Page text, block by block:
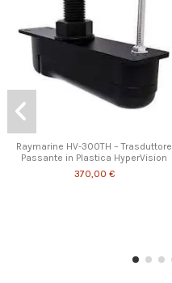
Raymarine HV-300TH – Trasduttore
Passante in Plastica HyperVision
370,00 €